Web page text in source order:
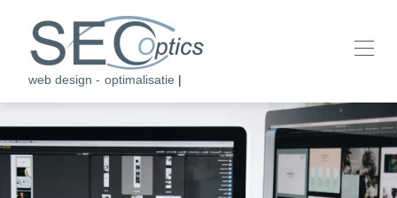
web design - optimalisatie - ho